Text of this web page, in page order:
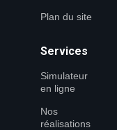
Plan du site
Services
Simulateur
en ligne
Nos
réalisations